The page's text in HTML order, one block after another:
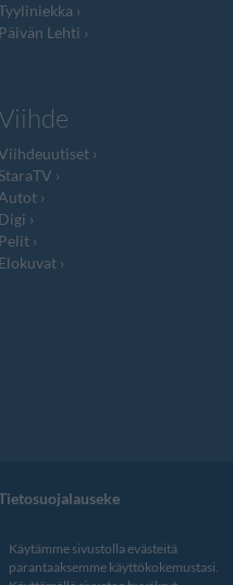
Päivän Lehti
StaraTV
Digi
Pelit
Elokuvat
Käytämme sivustolla evästeitä
parantaaksemme käyttökokemustasi.